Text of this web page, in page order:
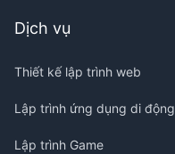
Dịch vụ
Thiết kế lập trình web
Lập trình ứng dụng di động
Lập trình Game